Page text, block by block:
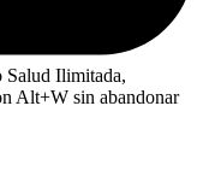
Salud Ilimitada,
Alt+W sin abandonar